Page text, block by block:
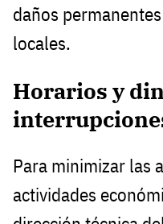
daños
locales.
Horarios y
Para minimizar las
actividades